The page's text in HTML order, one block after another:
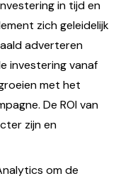
in tijd en
zich geleidelijk
adverteren
investering vanaf
met het
De ROI van
zijn en
om de